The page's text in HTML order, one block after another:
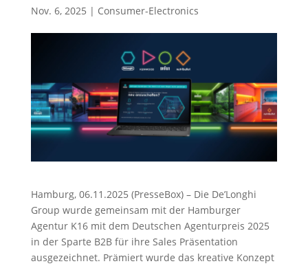
Nov. 6, 2025 | Consumer-Electronics
Hamburg, 06.11.2025 (PresseBox) – Die De’Longhi
Group wurde gemeinsam mit der Hamburger
Agentur K16 mit dem Deutschen Agenturpreis 2025
in der Sparte B2B für ihre Sales Präsentation
ausgezeichnet. Prämiert wurde das kreative Konzept